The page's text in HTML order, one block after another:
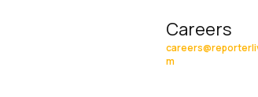
Careers
m